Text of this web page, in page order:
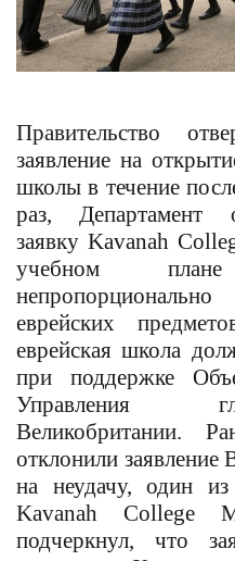
Правительство
заявление на
школы в течение
раз, Департамент
заявку Kavanah
учебном
еврейских
еврейская школа
при поддержке
Управления
Великобритании.
отклонили
на неудачу, один из
Kavanah College
подчеркнул, что